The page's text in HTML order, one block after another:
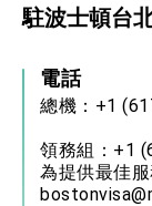
賴
我
事
駐波士頓台
電話
總機：+1
領務組：+1
為提供最佳